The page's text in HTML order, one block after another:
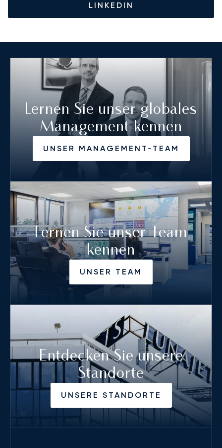
LINKEDIN
Lernen Sie unser globales
Management kennen
UNSER MANAGEMENT-TEAM
Lernen Sie unser Team
kennen
UNSER TEAM
Entdecken Sie unsere
Standorte
UNSERE STANDORTE